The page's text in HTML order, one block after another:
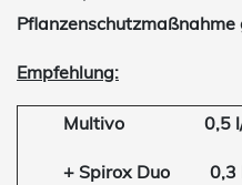
Empfehlung:
Multivo 0,5 l/
+ Spirox Duo 0,3